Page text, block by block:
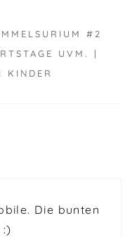
#2
UVM. |
KINDER
Die bunten